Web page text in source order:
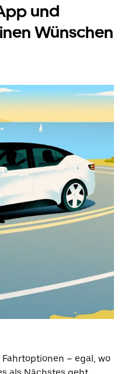
und
Wünschen
– egal, wo